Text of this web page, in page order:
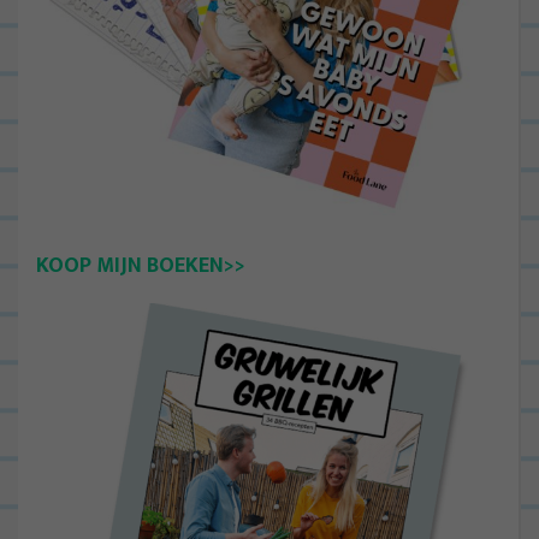
KOOP MIJN BOEKEN>>